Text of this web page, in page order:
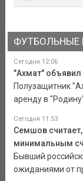
ФУТБОЛЬНЫЕ
Сегодня 12:06
"Ахмат"
Полузащитник
аренду в
Сегодня 11:53
Семшов
минимальным
Бывший
ожиданиями от